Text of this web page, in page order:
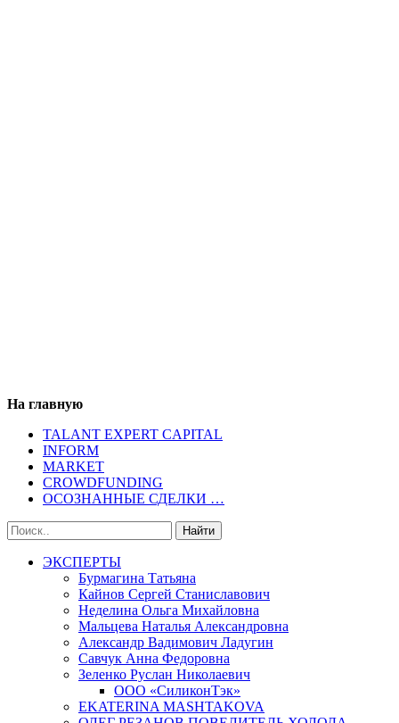
На главную
TALANT EXPERT CAPITAL
INFORM
MARKET
CROWDFUNDING
ОСОЗНАННЫЕ СДЕЛКИ …
ЭКСПЕРТЫ
Бурмагина Татьяна
Кайнов Сергей Станиславович
Неделина Ольга Михайловна
Мальцева Наталья Александровна
Александр Вадимович Ладугин
Савчук Анна Федоровна
Зеленко Руслан Николаевич
ООО «СиликонТэк»
EKATERINA MASHTAKOVA